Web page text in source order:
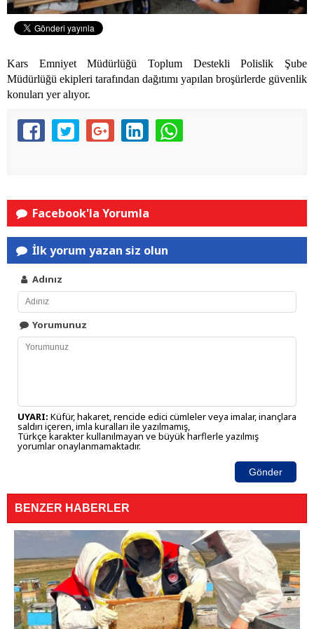
Kars Emniyet Müdürlüğü Toplum Destekli Polislik Şube
Müdürlüğü ekipleri tarafından dağıtımı yapılan broşürlerde güvenlik
konuları yer alıyor.
Facebook'la Yorumla
İlk yorum yazan siz olun
Adınız
Yorumunuz
UYARI: Küfür, hakaret, rencide edici cümleler veya imalar, inançlara
saldırı içeren, imla kuralları ile yazılmamış,
Türkçe karakter kullanılmayan ve büyük harflerle yazılmış
yorumlar onaylanmamaktadır.
Gönder
BENZER HABERLER